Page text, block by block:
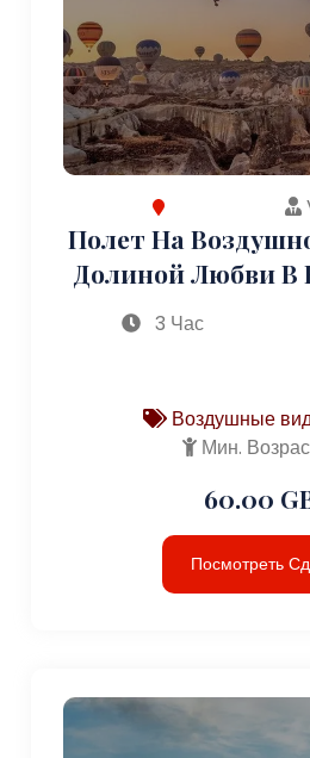
Полет На
Долиной Любви В
3 Час
Воздушные
Мин.
60.00
Посмотреть